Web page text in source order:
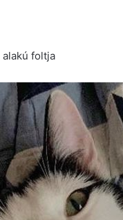
alakú foltja